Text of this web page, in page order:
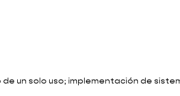
un solo uso; implementación de